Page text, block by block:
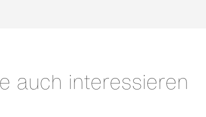
auch interessieren